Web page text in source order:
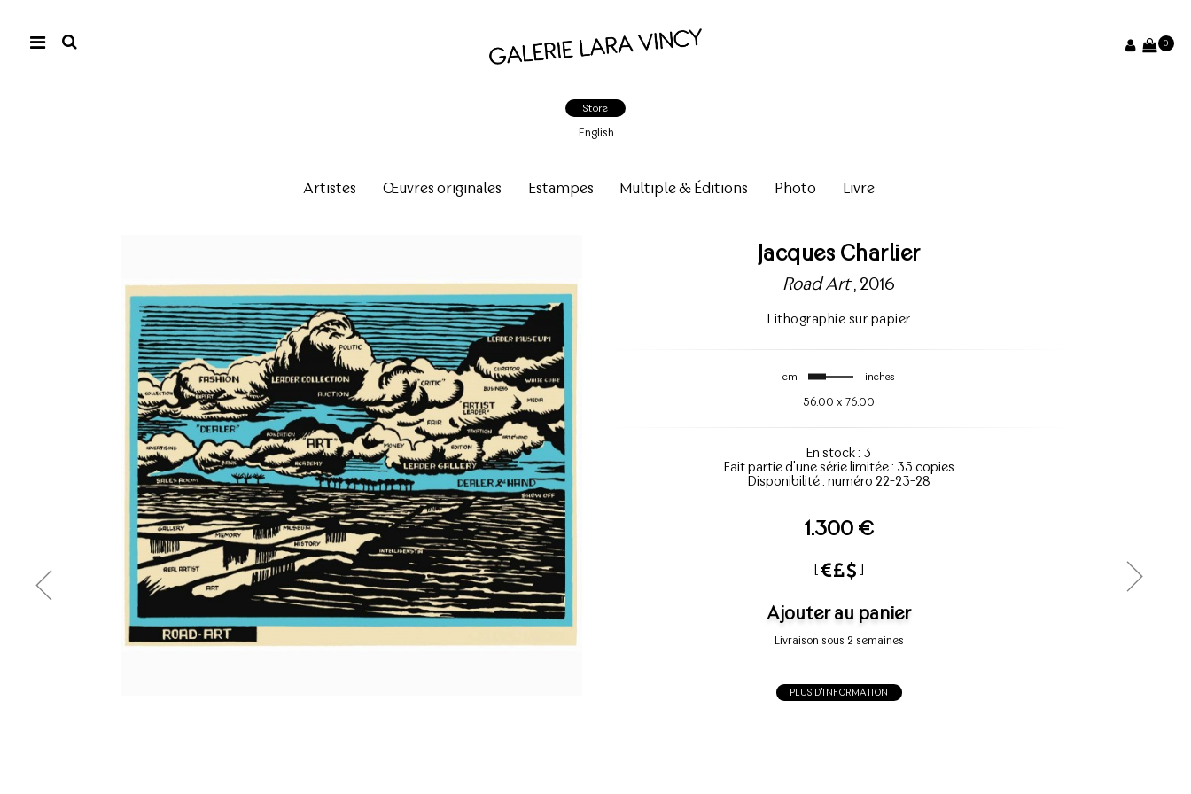
0
Store
English
Artistes Œuvres originales Estampes Multiple & Éditions Photo Livre
Jacques Charlier
Road Art, 2016
Lithographie sur papier
cm inches
56.00 x76.00
En stock : 3
Fait partie d'une série limitée : 35 copies
Disponibilité : numéro 22-23-28
1.300 €
[ ]
Ajouter au panier
Livraison sous 2 semaines
PLUS D'INFORMATION